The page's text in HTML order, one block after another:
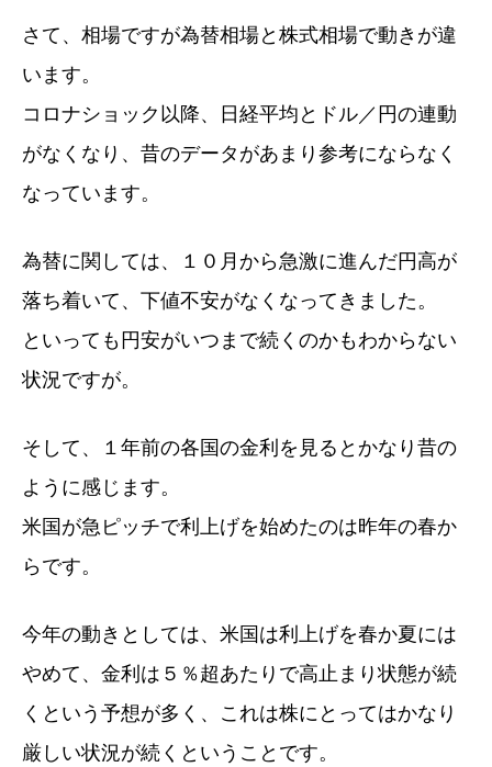
さて、相場ですが為替相場と株式相場で動きが違
います。
コロナショック以降、日経平均とドル／円の連動
がなくなり、昔のデータがあまり参考にならなく
なっています。
為替に関しては、１０月から急激に進んだ円高が
落ち着いて、下値不安がなくなってきました。
といっても円安がいつまで続くのかもわからない
状況ですが。
そして、１年前の各国の金利を見るとかなり昔の
ように感じます。
米国が急ピッチで利上げを始めたのは昨年の春か
らです。
今年の動きとしては、米国は利上げを春か夏には
やめて、金利は５％超あたりで高止まり状態が続
くという予想が多く、これは株にとってはかなり
厳しい状況が続くということです。